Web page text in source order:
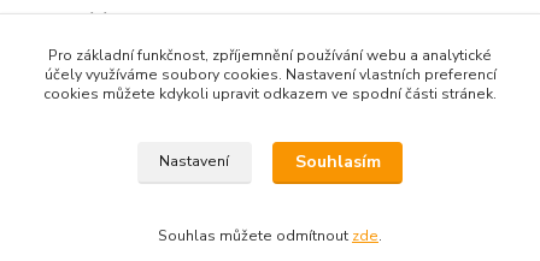
Chladící stoly
vystavit kupujícímu účtenku. Zároveň je povinen zaevidovat
přijatou tržbu u správce daně online; v případě technického
Pro základní funkčnost, zpříjemnění používání webu a analytické
účely využíváme soubory cookies. Nastavení vlastních preferencí
cookies můžete kdykoli upravit odkazem ve spodní části stránek.
Nastavení Souhlasím
Souhlas můžete odmítnout zde.